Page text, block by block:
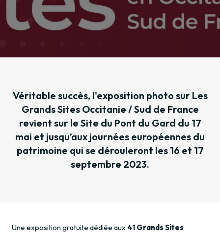
Véritable succès, l'exposition photo sur Les
Grands Sites Occitanie / Sud de France
revient sur le Site du Pont du Gard du 17
mai et jusqu’aux journées européennes du
patrimoine qui se dérouleront les 16 et 17
septembre 2023.
Une exposition gratuite dédiée aux 41 Grands Sites